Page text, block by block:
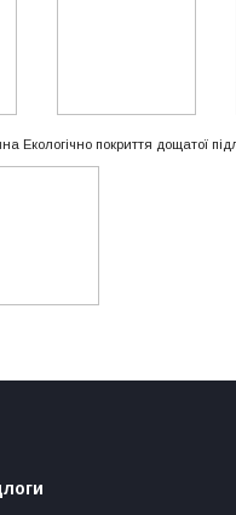
Екологічно покриття дощатої